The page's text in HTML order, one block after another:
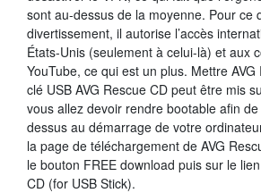
sont au-dessus de la moyenne. Pour ce
divertissement, il autorise l’accès
États-Unis (seulement à celui-là) et aux
YouTube, ce qui est un plus. Mettre
clé USB AVG Rescue CD peut être mis
vous allez devoir rendre bootable afin
dessus au démarrage de votre
la page de téléchargement de AVG
le bouton FREE download puis sur le
CD (for USB Stick).